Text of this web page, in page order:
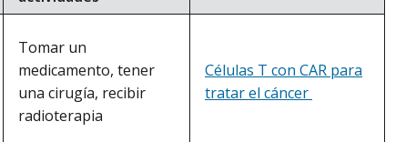
Tomar un
medicamento, tener
una cirugía, recibir
radioterapia
Células T con CAR para
tratar el cáncer